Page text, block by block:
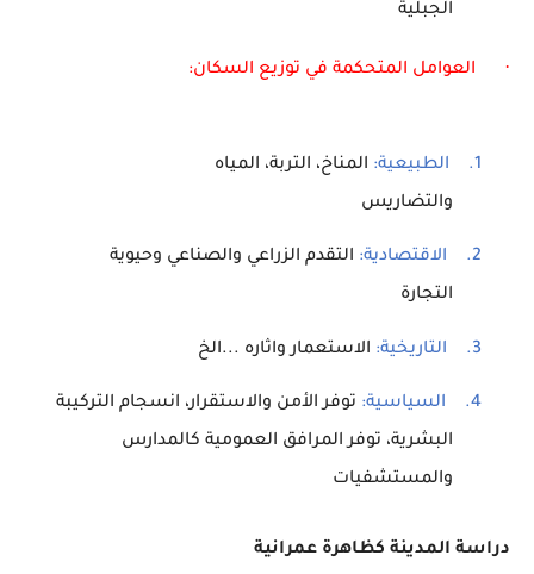
الجبلية
· العوامل المتحكمة في توزيع السكان:
1. الطبيعية: المناخ، التربة، المياه
والتضاريس
2. الاقتصادية: التقدم الزراعي والصناعي وحيوية
التجارة
3. التاريخية: الاستعمار واثاره ...الخ
4. السياسية: توفر الأمن والاستقرار، انسجام التركيبة
البشرية، توفر المرافق العمومية كالمدارس
والمستشفيات
دراسة المدينة كظاهرة عمرانية